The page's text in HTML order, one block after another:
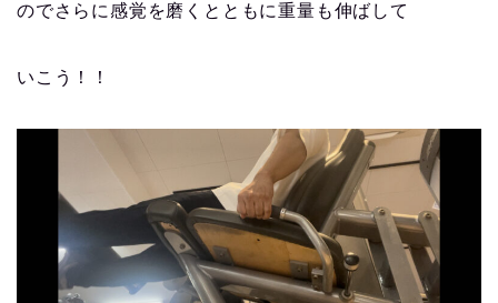
のでさらに感覚を磨くとともに重量も伸ばして
いこう！！